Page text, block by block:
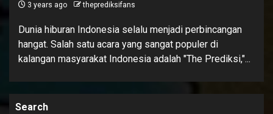
3 years ago theprediksifans
Dunia hiburan Indonesia selalu menjadi perbincangan
hangat. Salah satu acara yang sangat populer di
kalangan masyarakat Indonesia adalah "The Prediksi,"...
Search